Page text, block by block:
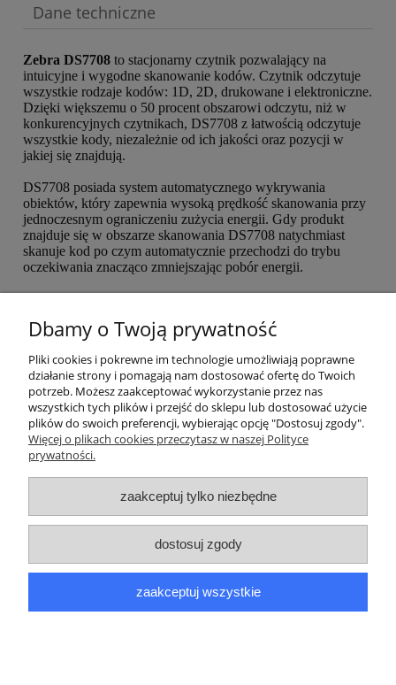
Dane techniczne
Zebra DS7708 to stacjonarny czytnik pozwalający na
intuicyjne i wygodne skanowanie kodów. Czytnik odczytuje
wszystkie rodzaje kodów: 1D, 2D, drukowane i elektroniczne.
Dzięki większemu o 50 procent obszarowi odczytu, niż w
konkurencyjnych czytnikach, DS7708 z łatwością odczytuje
wszystkie kody, niezależnie od ich jakości oraz pozycji w
jakiej się znajdują.
DS7708 posiada system automatycznego wykrywania
obiektów, który zapewnia wysoką prędkość skanowania przy
jednoczesnym ograniczeniu zużycia energii. Gdy produkt
znajduje się w obszarze skanowania DS7708 natychmiast
skanuje kod po czym automatycznie przechodzi do trybu
oczekiwania znacząco zmniejszając pobór energii.
urządzeń POS. Dodatkowo, skaner można zamontować na
akcesoriów montażowych.
Pomoc
Moje konto
Płatności i dostawa
Informacje
Dbamy o Twoją prywatność
Pliki cookies i pokrewne im technologie umożliwiają poprawne
działanie strony i pomagają nam dostosować ofertę do Twoich
potrzeb. Możesz zaakceptować wykorzystanie przez nas
wszystkich tych plików i przejść do sklepu lub dostosować użycie
plików do swoich preferencji, wybierając opcję "Dostosuj zgody".
Więcej o plikach cookies przeczytasz w naszej Polityce
prywatności.
zaakceptuj tylko niezbędne
dostosuj zgody
zaakceptuj wszystkie